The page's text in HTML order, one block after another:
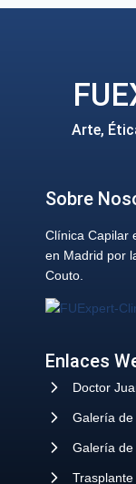
Arte,
Sobre
Clínica Capilar
en Madrid por
Couto.
Enlaces
Doctor
Galería de
Galería de